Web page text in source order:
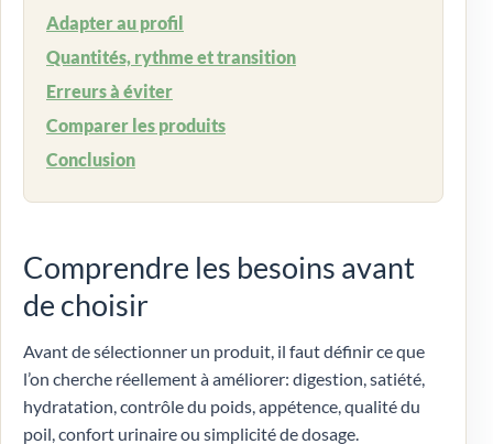
Adapter au profil
Quantités, rythme et transition
Erreurs à éviter
Comparer les produits
Conclusion
Comprendre les besoins avant
de choisir
Avant de sélectionner un produit, il faut définir ce que
l’on cherche réellement à améliorer: digestion, satiété,
hydratation, contrôle du poids, appétence, qualité du
poil, confort urinaire ou simplicité de dosage.